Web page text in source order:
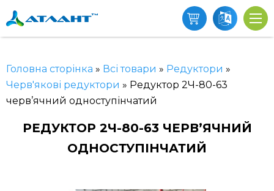
Головна сторінка » Всі товари » Редуктори »
Черв'якові редуктори » Редуктор 2Ч-80-63
черв’ячний одноступінчатий
РЕДУКТОР 2Ч-80-63 ЧЕРВ’ЯЧНИЙ
ОДНОСТУПІНЧАТИЙ